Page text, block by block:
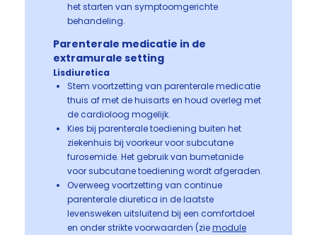
het starten van symptoomgerichte
behandeling.
Parenterale medicatie in de
extramurale setting
Lisdiuretica
Stem voortzetting van parenterale medicatie
thuis af met de huisarts en houd overleg met
de cardioloog mogelijk.
Kies bij parenterale toediening buiten het
ziekenhuis bij voorkeur voor subcutane
furosemide. Het gebruik van bumetanide
voor subcutane toediening wordt afgeraden.
Overweeg voortzetting van continue
parenterale diuretica in de laatste
levensweken uitsluitend bij een comfortdoel
en onder strikte voorwaarden (ziemodule